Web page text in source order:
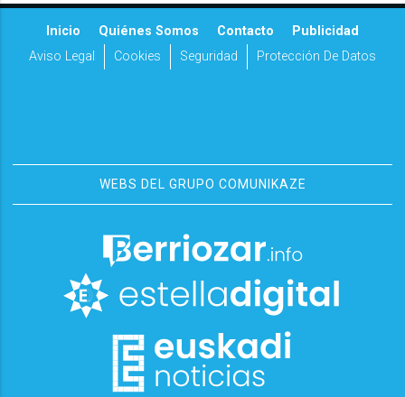
Inicio Quiénes Somos Contacto
Publicidad
Aviso Legal
Cookies Seguridad Protección De Datos
WEBS DEL GRUPO COMUNIKAZE